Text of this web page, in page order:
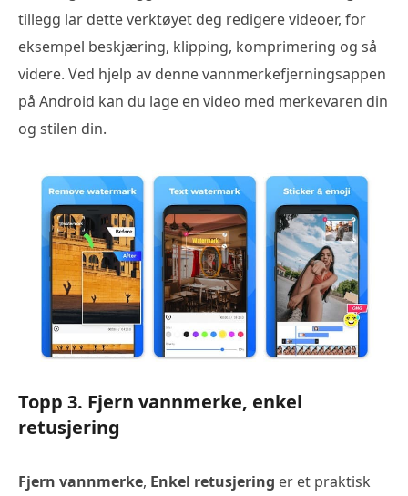
tillegg lar dette verktøyet deg redigere videoer, for
eksempel beskjæring, klipping, komprimering og så
videre. Ved hjelp av denne vannmerkefjerningsappen
på Android kan du lage en video med merkevaren din
og stilen din.
Topp 3. Fjern vannmerke, enkel
retusjering
Fjern vannmerke, Enkel retusjering er et praktisk